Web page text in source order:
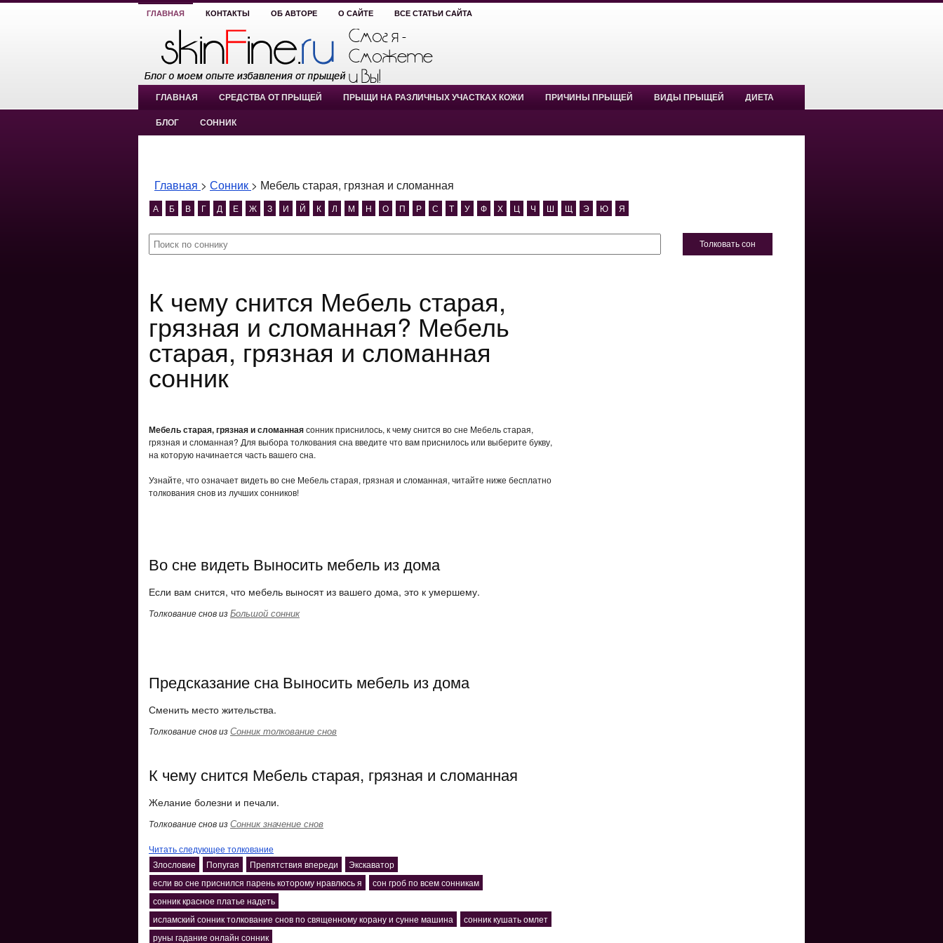
ГЛАВНАЯ КОНТАКТЫ ОБ АВТОРЕ О САЙТЕ ВСЕ СТАТЬИ САЙТА
ГЛАВНАЯ СРЕДСТВА ОТ ПРЫЩЕЙ ПРЫЩИ НА РАЗЛИЧНЫХ УЧАСТКАХ КОЖИ ПРИЧИНЫ ПРЫЩЕЙ ВИДЫ ПРЫЩЕЙ ДИЕТА
БЛОГ СОННИК
Главная > Сонник > Мебель старая, грязная и сломанная
А Б В Г Д Е Ж З И Й К Л М Н О П Р С Т У Ф Х Ц Ч Ш Щ Э Ю Я
Толковать сон
К чему снится Мебель старая,
грязная и сломанная? Мебель
старая, грязная и сломанная
сонник
Мебель старая, грязная и сломаннаясонник приснилось, к чему снится во сне Мебель старая,
грязная и сломанная? Для выбора толкования сна введите что вам приснилось или выберите букву,
на которую начинается часть вашего сна.
Узнайте, что означает видеть во сне Мебель старая, грязная и сломанная, читайте ниже бесплатно
толкования снов из лучших сонников!
Во сне видеть Выносить мебель из дома
Если вам снится, что мебель выносят из вашего дома, это к умершему.
Толкование снов изБольшой сонник
Предсказание сна Выносить мебель из дома
Сменить место жительства.
Толкование снов изСонник толкование снов
К чему снится Мебель старая, грязная и сломанная
Желание болезни и печали.
Толкование снов изСонник значение снов
Читать следующее толкование
Злословие
Попугая Препятствия впереди
Экскаватор
если во сне приснился парень которому нравлюсь я
сон гроб по всем сонникам
сонник красное платье надеть
исламский сонник толкование снов по священному корану и сунне машина
сонник кушать омлет
руны гадание онлайн сонник